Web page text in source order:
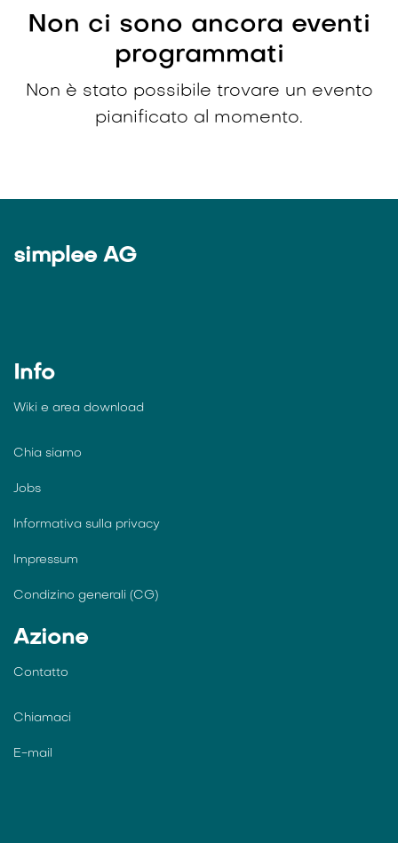
Non ci sono ancora eventi
programmati
Non è stato possibile trovare un evento
pianificato al momento.
simplee AG
Info
Wiki e area download
Chia siamo
Jobs
Informativa sulla privacy
Impressum
Condizino generali (CG)
Azione
Contatto
Chiamaci
E-mail